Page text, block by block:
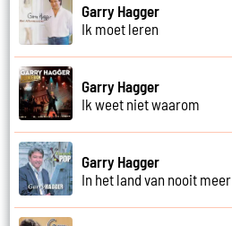
Garry Hagger
Ik moet leren
Garry Hagger
Ik weet niet waarom
Garry Hagger
In het land van nooit meer